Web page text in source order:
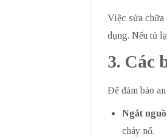
Việc sửa
dụng. Nếu tủ
3. Các
Để đảm bảo
Ngắt
cháy nổ.